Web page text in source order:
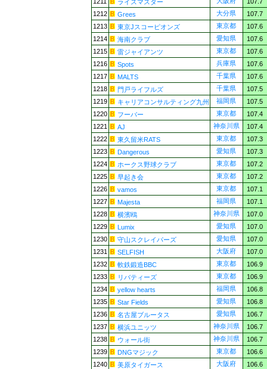
ライスマスター
1212
Grees 大分県
107.7
1213
東京Jスコーピオンズ 東京都
107.6
1214
海南クラブ 愛知県
107.6
1215
雷ジャイアンツ 東京都
107.6
1216
Spots 兵庫県
107.6
1217
MALTS 千葉県
107.6
1218
門戸ライフルズ 千葉県
107.5
1219
キャリアコンサルティング九州 福岡県
107.5
1220
フーバー 東京都
107.4
1221
AJ 神奈川県
107.4
1222
東久留米RATS 東京都
107.3
1223
Dangerous 愛知県
107.3
1224
ホークス野球クラブ 東京都
107.2
1225
早起き会 東京都
107.2
1226
vamos 東京都
107.1
1227
Majesta 福岡県
107.1
1228
横濱鴎 神奈川県
107.0
1229
Lumix 愛知県
107.0
1230
守山スクレイパーズ 愛知県
107.0
1231
SELFISH 大阪府
107.0
1232
軟鉄鍛造BBC 東京都
106.9
1233
リバティーズ 東京都
106.9
1234
yellow hearts 福岡県
106.8
1235
Star Fields 愛知県
106.8
1236
名古屋ブルータス 愛知県
106.7
1237
横浜ユニッツ 神奈川県
106.7
1238
ウォール街 神奈川県
106.7
1239
DNGマジック 東京都
106.6
1240
美原タイガース 大阪府
106.6